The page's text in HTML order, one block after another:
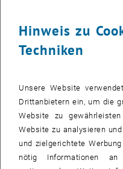
Probenbühne verbaut, der mit
Submikrometern bei einer
zwischen den Positionen in
verfahren kann.
Mit dem SPM sind alle
Beispiel als
Hinweis zu
Techniken
Unsere Website
Drittanbietern ein, um die
Website zu
Website zu analysieren
und zielgerichtete
nötig Informationen